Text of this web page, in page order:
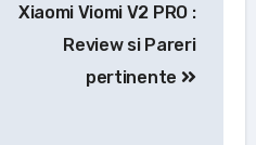
Xiaomi Viomi V2 PRO :
Review si Pareri
pertinente